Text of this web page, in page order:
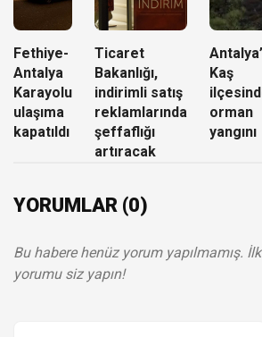
Fethiye-
Antalya
Karayolu
ulaşıma
kapatıldı
Ticaret
Bakanlığı,
indirimli satış
reklamlarında
şeffaflığı
artıracak
Kaş
orman
yangını
YORUMLAR (0)
Bu habere henüz yorum yapılmamış. İlk
yorumu siz yapın!